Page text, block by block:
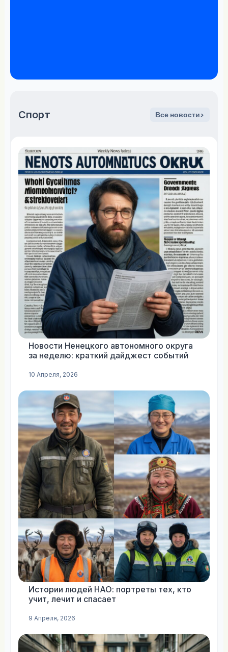
Спорт Все новости>
Новости Ненецкого автономного округа
за неделю: краткий дайджест событий
10 Апреля, 2026
Истории людей НАО: портреты тех, кто
учит, лечит и спасает
9 Апреля, 2026